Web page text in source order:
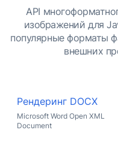
API
изображений для
популярные форматы
внешних
Рендеринг DOCX
Microsoft Word Open XML
Document